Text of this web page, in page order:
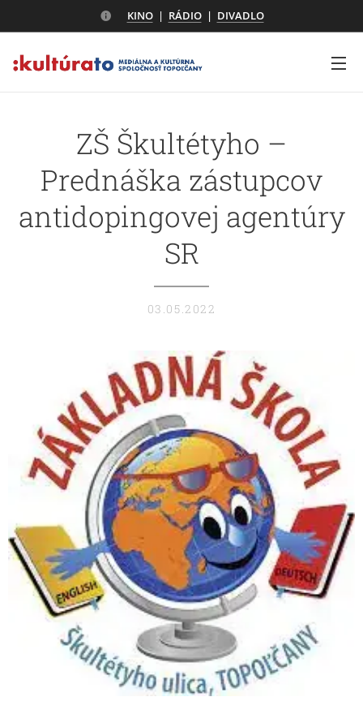
KINO| RÁDIO| DIVADLO
ZŠ Škultétyho –
Prednáška zástupcov
antidopingovej agentúry
SR
03.05.2022